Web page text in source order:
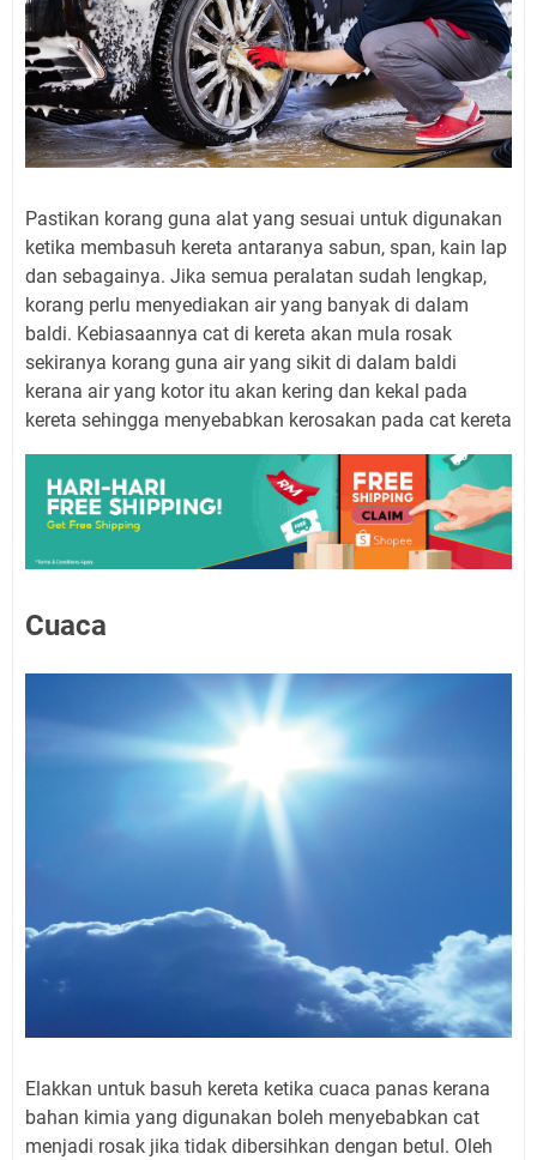
Pastikan korang guna alat yang sesuai untuk digunakan
ketika membasuh kereta antaranya sabun, span, kain lap
dan sebagainya. Jika semua peralatan sudah lengkap,
korang perlu menyediakan air yang banyak di dalam
baldi. Kebiasaannya cat di kereta akan mula rosak
sekiranya korang guna air yang sikit di dalam baldi
kerana air yang kotor itu akan kering dan kekal pada
kereta sehingga menyebabkan kerosakan pada cat kereta
Cuaca
Elakkan untuk basuh kereta ketika cuaca panas kerana
bahan kimia yang digunakan boleh menyebabkan cat
menjadi rosak jika tidak dibersihkan dengan betul. Oleh